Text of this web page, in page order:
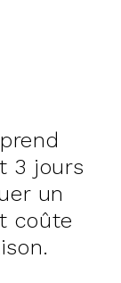
3 jours
un
coûte